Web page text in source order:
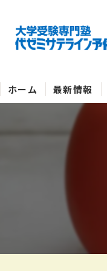
ホーム 最新情報